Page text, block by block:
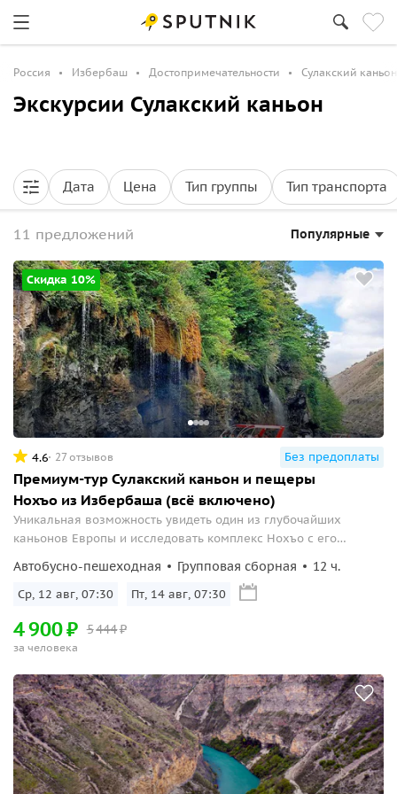
Россия Избербаш Достопримечательности Сулакский каньон
Экскурсии Сулакский каньон
Дата Цена Тип группы Тип транспорта
11 предложений Популярные
Скидка 10%
4.6 27 отзывов Без предоплаты
Премиум-тур Сулакский каньон и пещеры
Нохъо из Избербаша (всё включено)
Уникальная возможность увидеть один из глубочайших
каньонов Европы и исследовать комплекс Нохъо с его
Автобусно-пешеходная Групповая сборная 12 ч.
Ср, 12 авг, 07:30 Пт, 14 авг, 07:30
5444₽
4900₽
за человека